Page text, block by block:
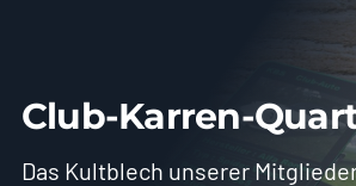
Club-Karren-
Das Kultblech unserer